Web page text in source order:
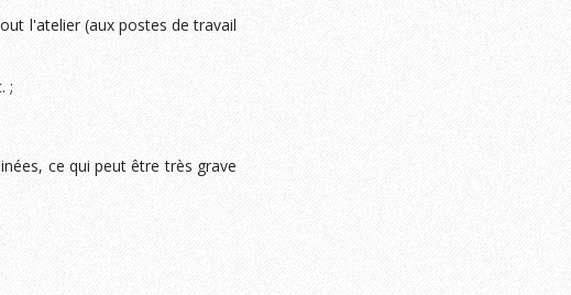
l'atelier (aux postes de travail
;
ce qui peut être très grave